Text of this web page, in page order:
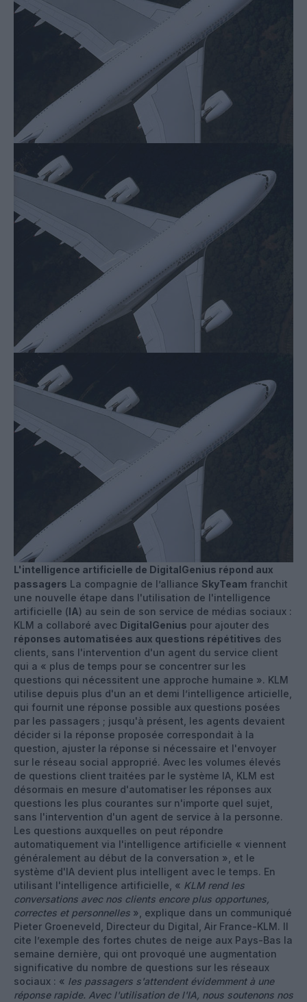
L'intelligence artificielle de DigitalGenius répond aux
passagers La compagnie de l’alliance SkyTeam franchit
une nouvelle étape dans l'utilisation de l'intelligence
artificielle (IA) au sein de son service de médias sociaux :
KLM a collaboré avec DigitalGenius pour ajouter des
réponses automatisées aux questions répétitives des
clients, sans l'intervention d'un agent du service client
qui a « plus de temps pour se concentrer sur les
questions qui nécessitent une approche humaine ». KLM
utilise depuis plus d'un an et demi l’intelligence articielle,
qui fournit une réponse possible aux questions posées
par les passagers ; jusqu'à présent, les agents devaient
décider si la réponse proposée correspondait à la
question, ajuster la réponse si nécessaire et l'envoyer
sur le réseau social approprié. Avec les volumes élevés
de questions client traitées par le système IA, KLM est
désormais en mesure d'automatiser les réponses aux
questions les plus courantes sur n'importe quel sujet,
sans l'intervention d'un agent de service à la personne.
Les questions auxquelles on peut répondre
automatiquement via l'intelligence artificielle « viennent
généralement au début de la conversation », et le
système d'IA devient plus intelligent avec le temps. En
utilisant l'intelligence artificielle, « KLM rend les
conversations avec nos clients encore plus opportunes,
correctes et personnelles », explique dans un communiqué
Pieter Groeneveld, Directeur du Digital, Air France-KLM. Il
cite l’exemple des fortes chutes de neige aux Pays-Bas la
semaine dernière, qui ont provoqué une augmentation
significative du nombre de questions sur les réseaux
sociaux : « les passagers s'attendent évidemment à une
réponse rapide. Avec l'utilisation de l'IA, nous soutenons nos